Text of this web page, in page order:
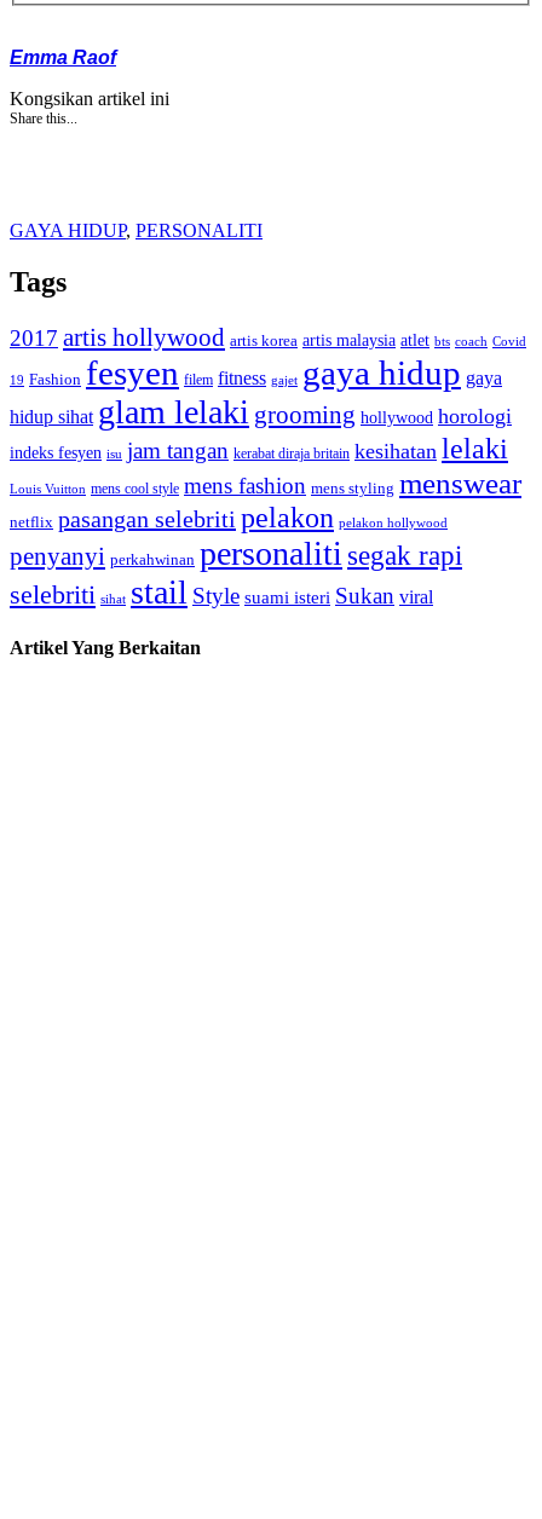
Emma Raof
Kongsikan artikel ini
Share this...
GAYA HIDUP, PERSONALITI
Tags
2017 artis hollywood artis korea artis malaysia atlet bts coach Covid
19 Fashion fesyen filem fitness gajet gaya hidup gaya
hidup sihat glam lelaki grooming hollywood horologi
indeks fesyen isu jam tangan kerabat diraja britain kesihatan lelaki
Louis Vuitton mens cool style mens fashion mens styling menswear
netflix pasangan selebriti pelakon pelakon hollywood
penyanyi perkahwinan personaliti segak rapi
selebriti sihat stail Style suami isteri Sukan viral
Artikel Yang Berkaitan